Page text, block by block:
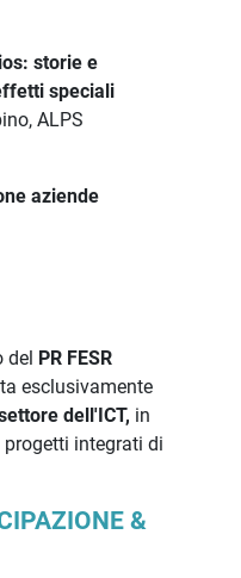
storie e
speciali
aziende
PR FESR
esclusivamente
dell'ICT, in
integrati di
&